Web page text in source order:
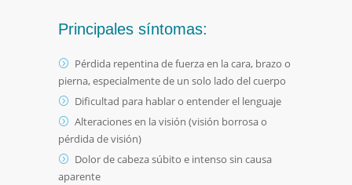
Principales síntomas:
Pérdida repentina de fuerza en la cara, brazo o
pierna, especialmente de un solo lado del cuerpo
Dificultad para hablar o entender el lenguaje
Alteraciones en la visión (visión borrosa o
pérdida de visión)
Dolor de cabeza súbito e intenso sin causa
aparente